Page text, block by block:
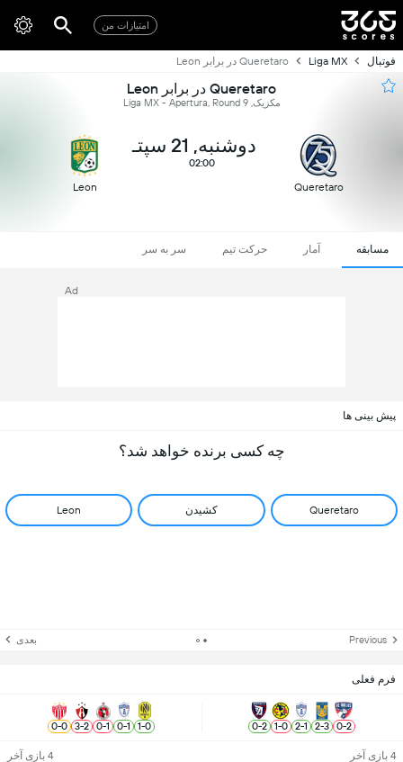
امتیازات من
فوتبال Liga MX Queretaro در برابر Leon
Queretaro در برابر Leon
مکزیک, Liga MX - Apertura, Round 9
Queretaro
دوشنبه, 21 سپتـ
02:00
Leon
مسابقه آمار حرکت تیم سر به سر
Ad
پیش بینی ها
چه کسی برنده خواهد شد؟
Queretaro کشیدن Leon
Previous بعدی
فرم فعلی
2
-
0
3
-
2
1
-
2
0
-
1
2
-
0
0
-
1
1
-
0
1
-
0
2
-
3
0
-
0
4 بازی آخر 4 بازی آخر